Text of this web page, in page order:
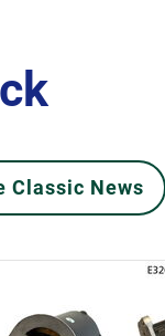
Classic News